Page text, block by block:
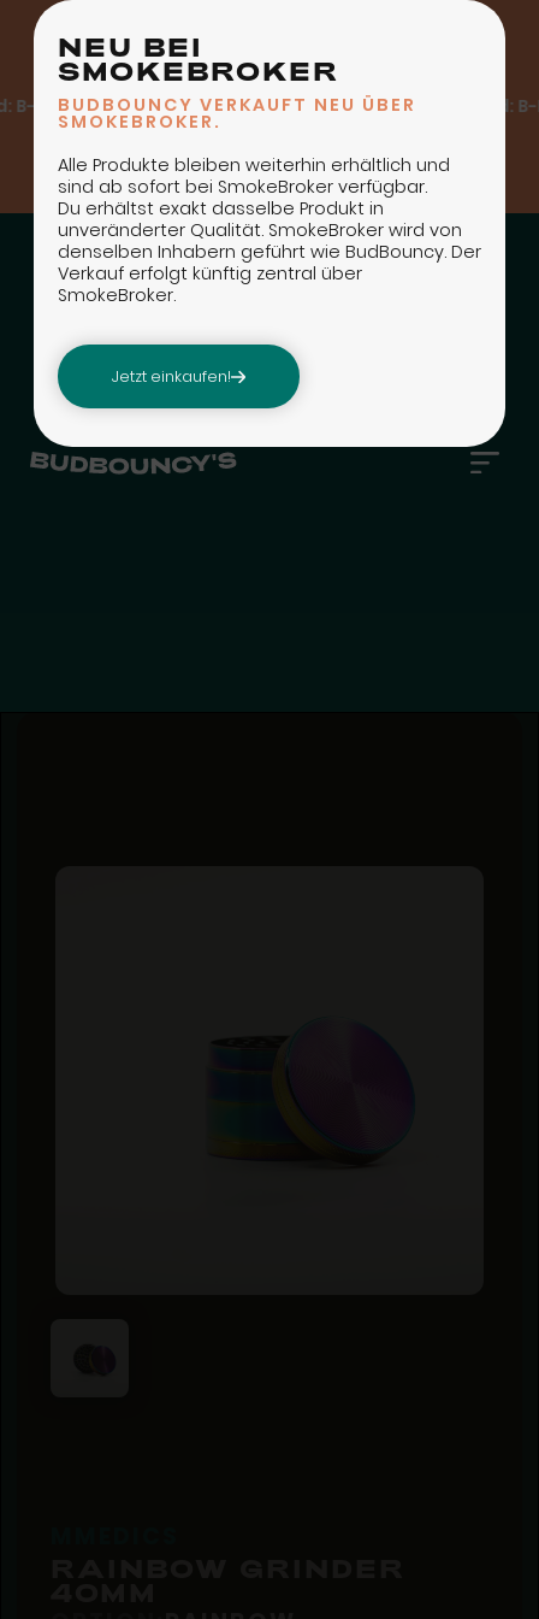
NEU BEI
SMOKEBROKER
BUDBOUNCY VERKAUFT NEU ÜBER
SMOKEBROKER.
Alle Produkte bleiben weiterhin erhältlich und
sind ab sofort bei SmokeBroker verfügbar.
Du erhältst exakt dasselbe Produkt in
unveränderter Qualität. SmokeBroker wird von
denselben Inhabern geführt wie BudBouncy. Der
Verkauf erfolgt künftig zentral über
SmokeBroker.
Jetzt einkaufen!
Post ab CHF 80, A-Post ab CHF 150 Kostenloser Versand: B-